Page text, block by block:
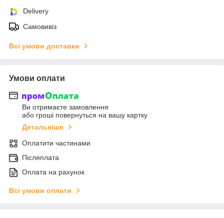
Delivery
Самовивіз
Всі умови доставки
Умови оплати
Ви отримаєте замовлення
або гроші повернуться на вашу картку
Детальніше
Оплатити частинами
Післяплата
Оплата на рахунок
Всі умови оплати